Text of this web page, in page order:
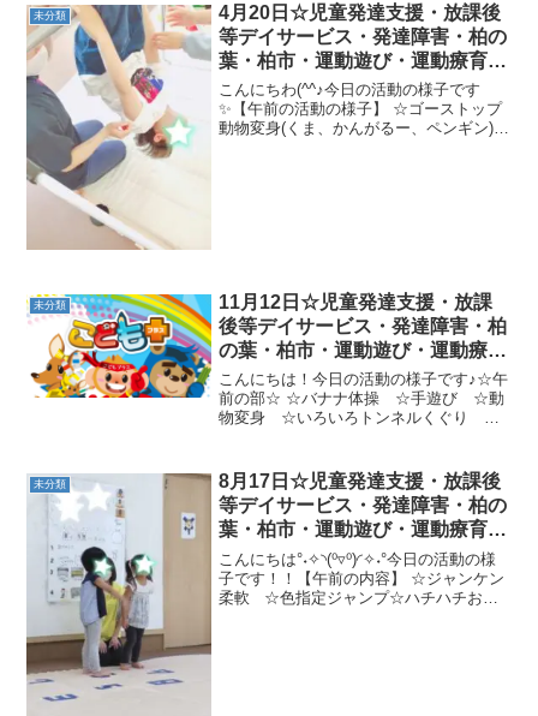
未分類
4月20日☆児童発達支援・放課後
等デイサービス・発達障害・柏の
葉・柏市・運動遊び・運動療育・
プログラム・楽しい療育
こんにちわ(^^♪今日の活動の様子です
✨【午前の活動の様子】 ☆ゴーストップ
動物変身(くま、かんがるー、ペンギン)☆
未分類
11月12日☆児童発達支援・放課
後等デイサービス・発達障害・柏
の葉・柏市・運動遊び・運動療
育・プログラム・楽しい療育
こんにちは！今日の活動の様子です♪☆午
前の部☆ ☆バナナ体操 ☆手遊び ☆動
物変身 ☆いろいろトンネルくぐり ☆
ツボールジャンプ→トランポリンジャン
プ10回☆午後の部...
未分類
8月17日☆児童発達支援・放課後
等デイサービス・発達障害・柏の
葉・柏市・運動遊び・運動療育・
プログラム・楽しい療育
こんにちは°˖✧◝(⁰▿⁰)◜✧˖°今日の活動の様
子です！！【午前の内容】 ☆ジャンケン
柔軟 ☆色指定ジャンプ☆ハチハチおつ